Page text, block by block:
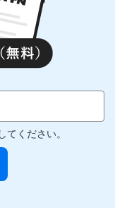
てください。